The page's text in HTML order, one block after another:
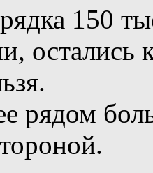
150
остались
рядом